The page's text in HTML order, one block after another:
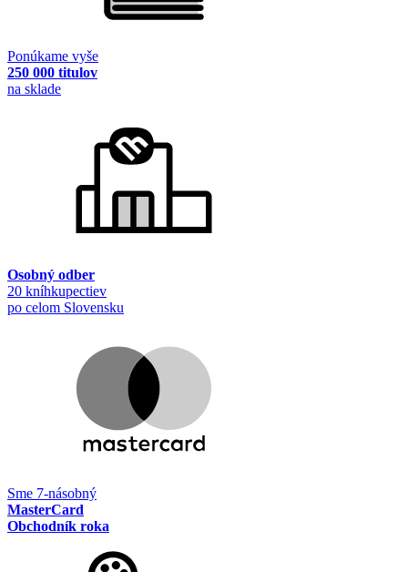
Ponúkame vyše
250 000 titulov
na sklade
Osobný odber
20 kníhkupectiev
po celom Slovensku
Sme 7-násobný
MasterCard
Obchodník roka